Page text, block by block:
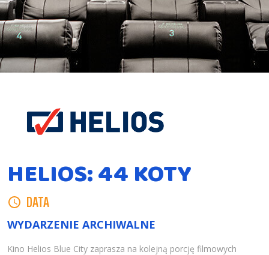
HELIOS: 44 KOTY
DATA
WYDARZENIE ARCHIWALNE
Kino Helios Blue City zaprasza na kolejną porcję filmowych